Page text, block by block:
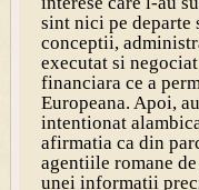
sint nici pe departe
conceptii,
executat si
financiara ce a
Europeana. Apoi,
intentionat
afirmatia ca din
agentiile romane
unei informatii